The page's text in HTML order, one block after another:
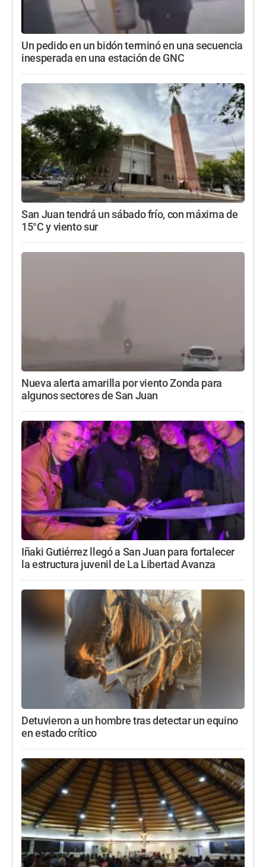
Un pedido en un bidón terminó en una secuencia
inesperada en una estación de GNC
San Juan tendrá un sábado frío, con máxima de
15°C y viento sur
Nueva alerta amarilla por viento Zonda para
algunos sectores de San Juan
Iñaki Gutiérrez llegó a San Juan para fortalecer
la estructura juvenil de La Libertad Avanza
Detuvieron a un hombre tras detectar un equino
en estado crítico